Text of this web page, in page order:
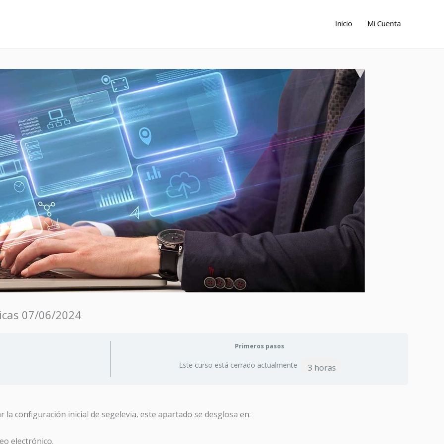
Inicio Mi Cuenta
07/06/2024
Primeros pasos
Este curso está cerrado actualmente 3 horas
configuración inicial de segelevia, este apartado se desglosa en:
electrónico.